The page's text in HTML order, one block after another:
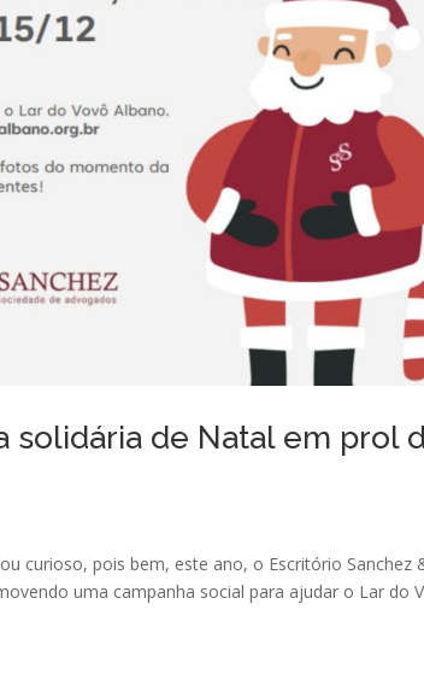
solidária de Natal em prol
curioso, pois bem, este ano, o Escritório Sanchez
uma campanha social para ajudar o Lar do